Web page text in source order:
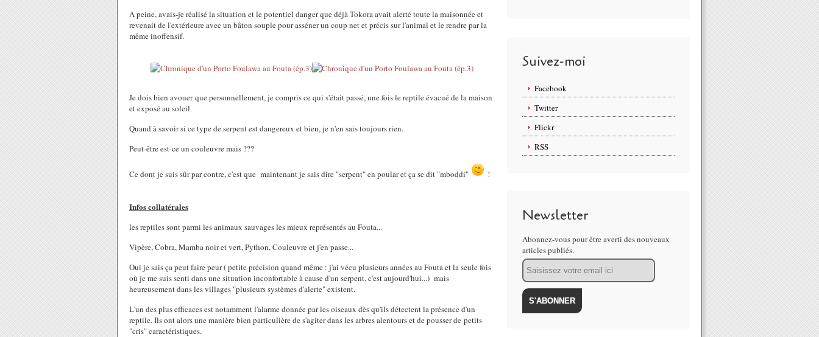
A peine, avais-je réalisé la situation et le potentiel danger que déjà Tokora avait alerté toute la maisonnée et
revenait de l'extérieure avec un bâton souple pour asséner un coup net et précis sur l'animal et le rendre par la
même inoffensif.
Je dois bien avouer que personnellement, je compris ce qui s'était passé, une fois le reptile évacué de la maison
et exposé au soleil.
Quand à savoir si ce type de serpent est dangereux et bien, je n'en sais toujours rien.
Peut-être est-ce un couleuvre mais ???
Ce dont je suis sûr par contre, c'est que maintenant je sais dire "serpent" en poular et ça se dit "mboddi" !
Infos collatérales
les reptiles sont parmi les animaux sauvages les mieux représentés au Fouta...
Vipère, Cobra, Mamba noir et vert, Python, Couleuvre et j'en passe...
Oui je sais ça peut faire peur ( petite précision quand même : j'ai vécu plusieurs années au Fouta et la seule fois
où je me suis senti dans une situation inconfortable à cause d'un serpent, c'est aujourd'hui...) mais
heureusement dans les villages "plusieurs systèmes d'alerte" existent.
L'un des plus efficaces est notamment l'alarme donnée par les oiseaux dès qu'ils détectent la présence d'un
reptile. Ils ont alors une manière bien particulière de s'agiter dans les arbres alentours et de pousser de petits
"cris" caractéristiques.
Suivez-moi
Facebook
Twitter
Flickr
RSS
Newsletter
Abonnez-vous pour être averti des nouveaux
articles publiés.
Email